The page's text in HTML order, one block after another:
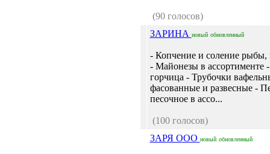
(90 голосов)
ЗАРИНА новый обновленный
- Копчение и соление рыбы,
- Майонезы в ассортименте
горчица - Трубочки
фасованные и развесные -
песочное в ассо...
(100 голосов)
ЗАРЯ ООО новый обновленный